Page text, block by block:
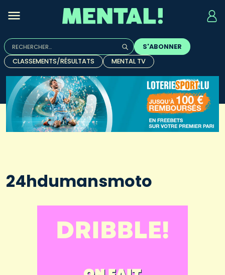
Rechercher :
Quand les résultats de l'auto-complétion sont
S'ABONNER
CLASSEMENTS/RÉSULTATS
MENTAL TV
24hdumansmoto